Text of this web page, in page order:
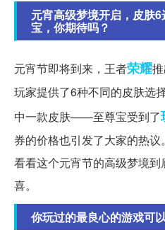
元宵高级梦境开启，皮肤
宝，你期待吗？
元宵节即将到来，王者荣耀
玩家提供了6种不同的皮肤选
中一款皮肤——至尊宝受到了
券的价格也引发了大家的热议
看看这个元宵节的高级梦境
喜。
你玩过的最良心的游戏可